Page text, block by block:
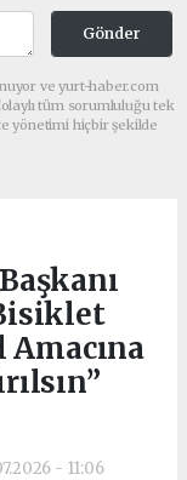
Gönder
ve yurt-haber.com
tüm sorumluluğu tek
yönetimi hiçbir şekilde
Amacına
- 11:06